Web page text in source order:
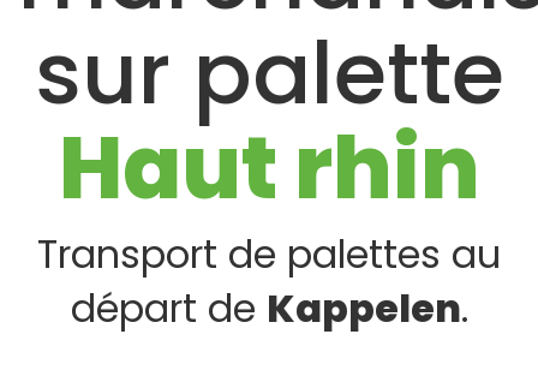
sur palette
Haut rhin
Transport de palettes au
départ de Kappelen.